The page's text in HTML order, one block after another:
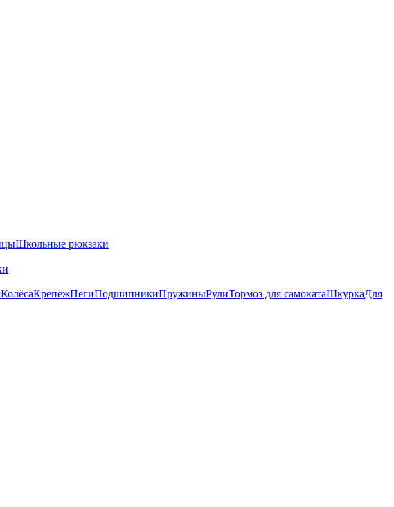
Школьные рюкзаки
КолёсаКрепежПегиПодшипникиПружиныРулиТормоз для самокатаШкуркаДля